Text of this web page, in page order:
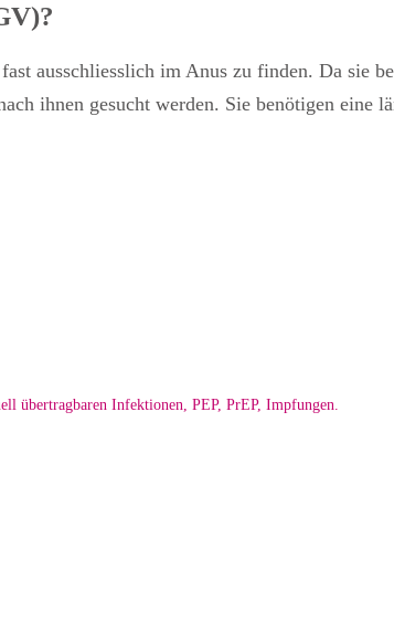
ausschliesslich im Anus zu finden. Da sie
ihnen gesucht werden. Sie benötigen eine
übertragbaren Infektionen, PEP, PrEP, Impfungen.